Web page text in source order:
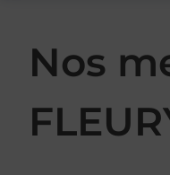
Nos